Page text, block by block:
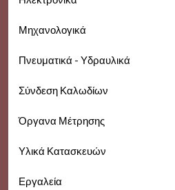
Μηχανολογικά
Πνευματικά - Υδραυλικά
Σύνδεση Καλωδίων
Όργανα Μέτρησης
Υλικά Κατασκευών
Εργαλεία